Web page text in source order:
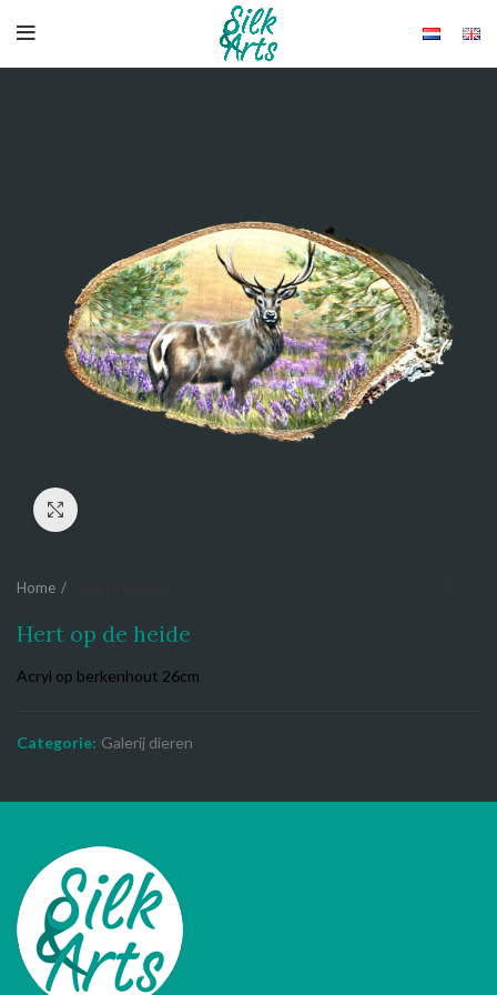
Home
Hert op de heide
Acryl op berkenhout 26cm
Categorie: Galerij dieren